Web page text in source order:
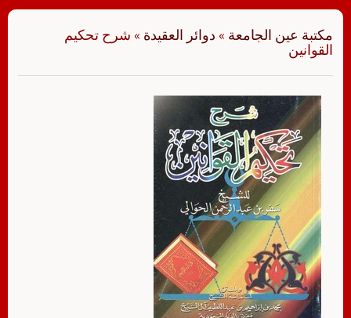
مكتبة عين الجامعة » دوائر العقيدة » شرح تحكيم
القوانين